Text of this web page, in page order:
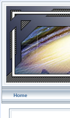
Home